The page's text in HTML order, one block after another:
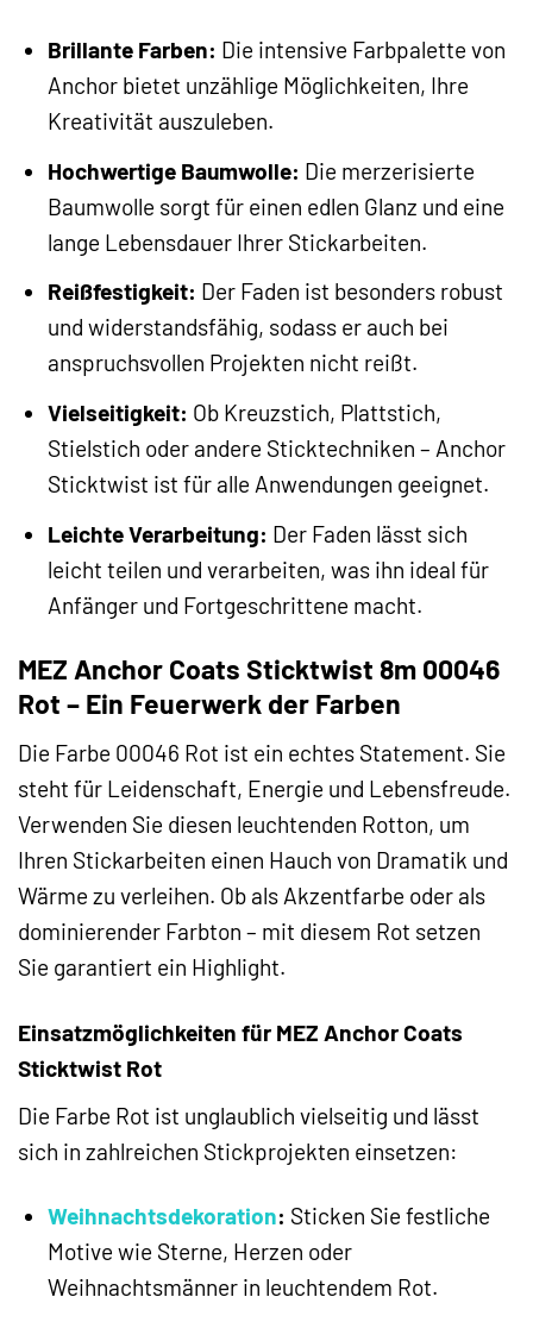
Brillante Farben: Die intensive Farbpalette von
Anchor bietet unzählige Möglichkeiten, Ihre
Kreativität auszuleben.
Hochwertige Baumwolle: Die merzerisierte
Baumwolle sorgt für einen edlen Glanz und eine
lange Lebensdauer Ihrer Stickarbeiten.
Reißfestigkeit: Der Faden ist besonders robust
und widerstandsfähig, sodass er auch bei
anspruchsvollen Projekten nicht reißt.
Vielseitigkeit: Ob Kreuzstich, Plattstich,
Stielstich oder andere Sticktechniken – Anchor
Sticktwist ist für alle Anwendungen geeignet.
Leichte Verarbeitung: Der Faden lässt sich
leicht teilen und verarbeiten, was ihn ideal für
Anfänger und Fortgeschrittene macht.
MEZ Anchor Coats Sticktwist 8m 00046
Rot – Ein Feuerwerk der Farben
Die Farbe 00046 Rot ist ein echtes Statement. Sie
steht für Leidenschaft, Energie und Lebensfreude.
Verwenden Sie diesen leuchtenden Rotton, um
Ihren Stickarbeiten einen Hauch von Dramatik und
Wärme zu verleihen. Ob als Akzentfarbe oder als
dominierender Farbton – mit diesem Rot setzen
Sie garantiert ein Highlight.
Einsatzmöglichkeiten für MEZ Anchor Coats
Sticktwist Rot
Die Farbe Rot ist unglaublich vielseitig und lässt
sich in zahlreichen Stickprojekten einsetzen:
Weihnachtsdekoration: Sticken Sie festliche
Motive wie Sterne, Herzen oder
Weihnachtsmänner in leuchtendem Rot.